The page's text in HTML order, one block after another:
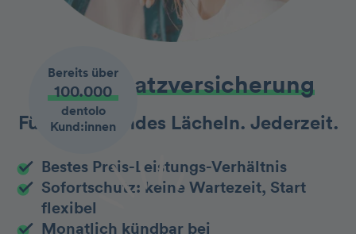
Zahnzusatz­versicherung
Für ein gesundes Lächeln. Jederzeit.
Bestes Preis-Leistungs-Verhältnis
Sofortschutz: keine Wartezeit, Start
flexibel
Monatlich kündbar bei
Bereits über
100.000
dentolo
Kund:innen